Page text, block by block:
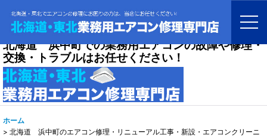
北海道 浜中町での業務用エアコンの故障や修理・
交換・トラブルはお任せください！
ホーム
> 北海道 浜中町のエアコン修理・リニューアル工事・新設・エアコンクリーニ